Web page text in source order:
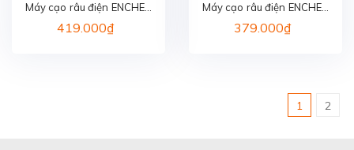
Máy cạo râu điện ENCHEN
Z4
419.000₫
Máy cạo râu điện ENCHEN
K8
379.000₫
1 2